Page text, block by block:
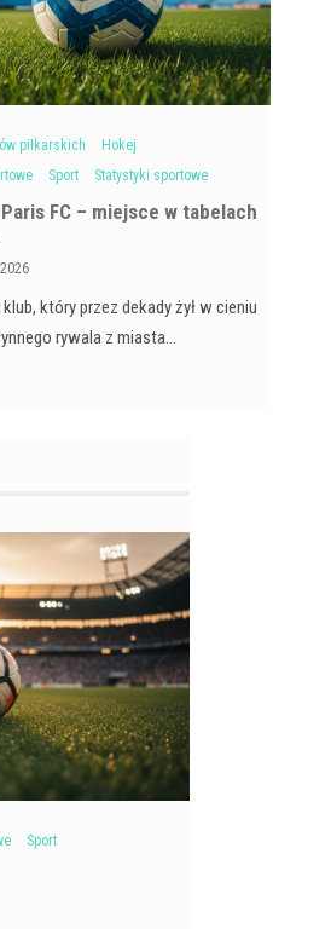
piłkarskich
Hokej
Sport Statystyki sportowe
FC – miejsce w tabelach
który przez dekady żył w cieniu
rywala z miasta…
Sport